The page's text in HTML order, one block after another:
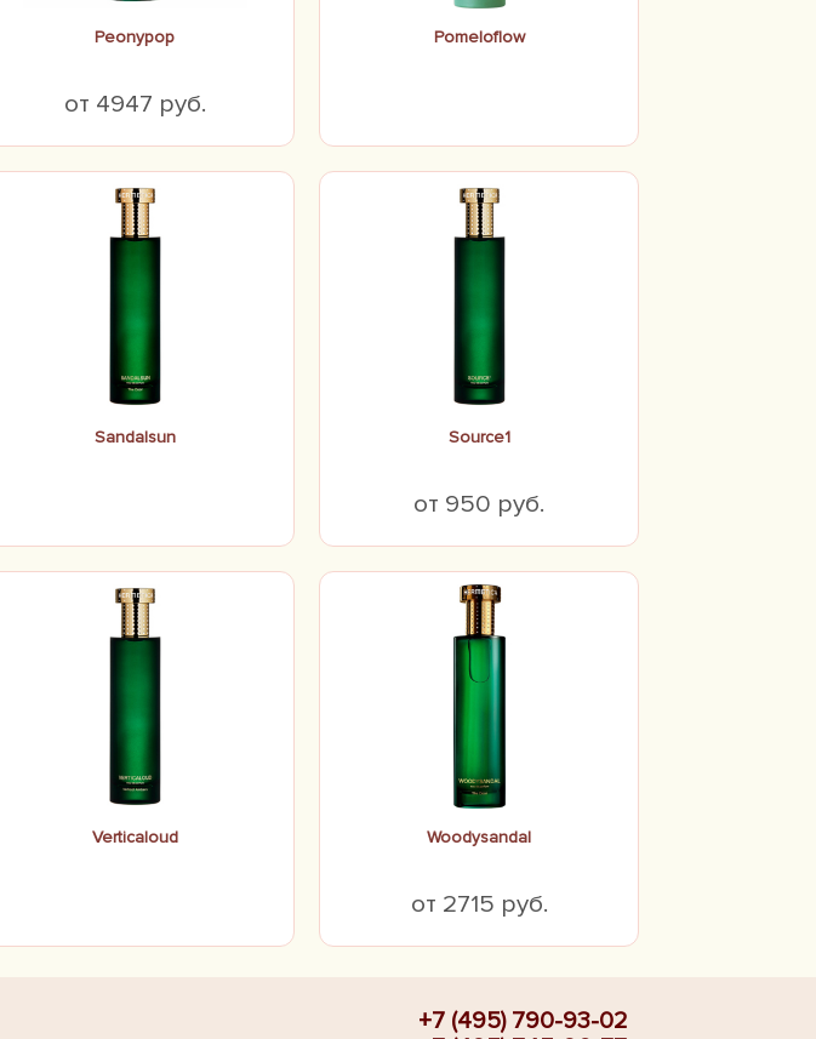
Peonypop
от 4947 руб.
Pomeloflow
Sandalsun Source1
от 950 руб.
Verticaloud Woodysandal
от 2715 руб.
+7 (495) 790-93-02